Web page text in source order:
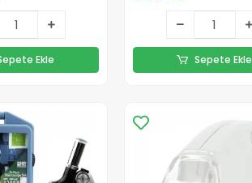
Ekle Sepete Ekle